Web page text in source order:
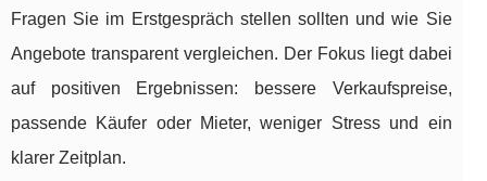
Fragen Sie im Erstgespräch stellen sollten und wie Sie
Angebote transparent vergleichen. Der Fokus liegt dabei
auf positiven Ergebnissen: bessere Verkaufspreise,
passende Käufer oder Mieter, weniger Stress und ein
klarer Zeitplan.